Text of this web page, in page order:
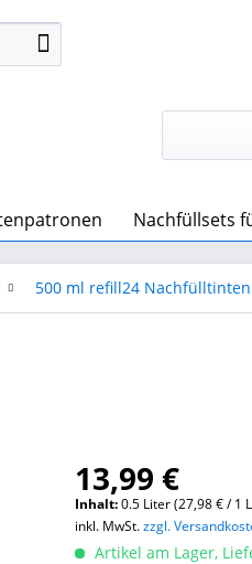
Nachfüllsets
500 ml refill24
13,99 €
Inhalt:0.5 Liter (27,98 € / 1
inkl. MwSt.zzgl.
Artikel am Lager,